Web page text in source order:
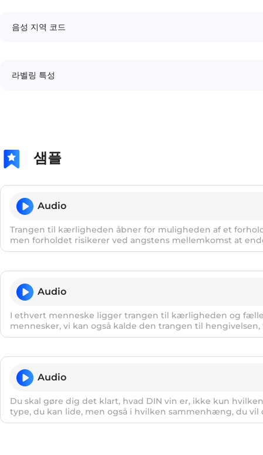
음성 지역 코드
라벨링 특성
샘플
Audio
Trangen til kærligheden åbner for muligheden af et
men forholdet risikerer ved angstens mellemkomst at
objektgørelse.
Audio
I ethvert menneske ligger trangen til kærligheden og
mennesker, vi kan også kalde den trangen til
trangen til hengivelsen til livet, til begivenheden.
Audio
Du skal gøre dig det klart, hvad DIN vin er, ikke kun
type, du kan lide, men også i hvilken sammenhæng, du vil